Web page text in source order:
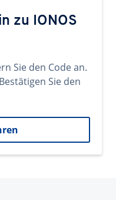
zu IONOS
Sie den Code an.
Sie den